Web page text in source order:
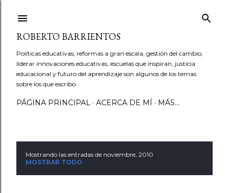
ROBERTO BARRIENTOS
Políticas educativas, reformas a gran escala, gestión del cambio,
liderar innovaciones educativas, escuelas que inspiran, justicia
educacional y futuro del aprendizaje son algunos de los temas
sobre los que escribo.
PÁGINA PRINCIPAL ACERCA DE MÍ MÁS…
Mostrando las entradas de noviembre, 2010
MOSTRAR TODO